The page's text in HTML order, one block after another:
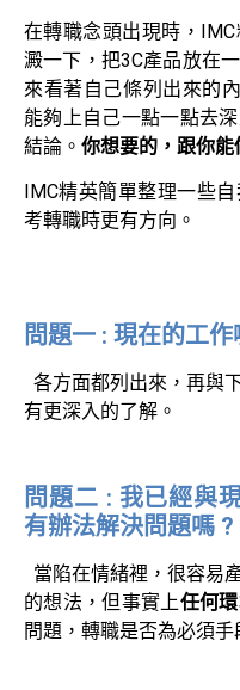
在轉職念頭出現時，
澱一下，把3C產品放在
來看著自己條列出來的
能夠上自己一點一點去
結論。 你想要的，跟你能
IMC精英簡單整理一些
考轉職時更有方向。
問題一 : 現在的工
各方面都列出來，再與
有更深入的了解。
問題二 : 我已經與
有辦法解決問題嗎 ?
當陷在情緒裡，很容易
的想法，但事實上任何
問題，轉職是否為必須手